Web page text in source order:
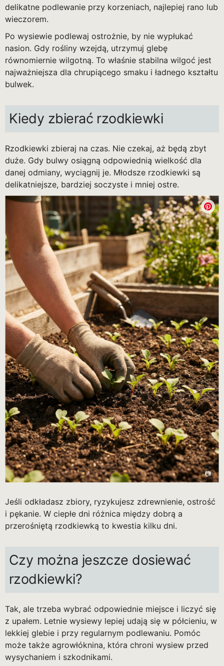
delikatne podlewanie przy korzeniach, najlepiej rano lub
wieczorem.
Po wysiewie podlewaj ostrożnie, by nie wypłukać
nasion. Gdy rośliny wzejdą, utrzymuj glebę
równomiernie wilgotną. To właśnie stabilna wilgoć jest
najważniejsza dla chrupiącego smaku i ładnego kształtu
bulwek.
Kiedy zbierać rzodkiewki
Rzodkiewki zbieraj na czas. Nie czekaj, aż będą zbyt
duże. Gdy bulwy osiągną odpowiednią wielkość dla
danej odmiany, wyciągnij je. Młodsze rzodkiewki są
delikatniejsze, bardziej soczyste i mniej ostre.
Jeśli odkładasz zbiory, ryzykujesz zdrewnienie, ostrość
i pękanie. W ciepłe dni różnica między dobrą a
przerośniętą rzodkiewką to kwestia kilku dni.
Czy można jeszcze dosiewać
rzodkiewki?
Tak, ale trzeba wybrać odpowiednie miejsce i liczyć się
z upałem. Letnie wysiewy lepiej udają się w półcieniu, w
lekkiej glebie i przy regularnym podlewaniu. Pomóc
może także agrowłóknina, która chroni wysiew przed
wysychaniem i szkodnikami.